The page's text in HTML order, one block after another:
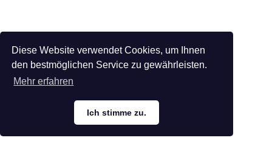
Diese Website verwendet Cookies, um Ihnen
den bestmöglichen Service zu gewährleisten.
Mehr erfahren
Ich stimme zu.